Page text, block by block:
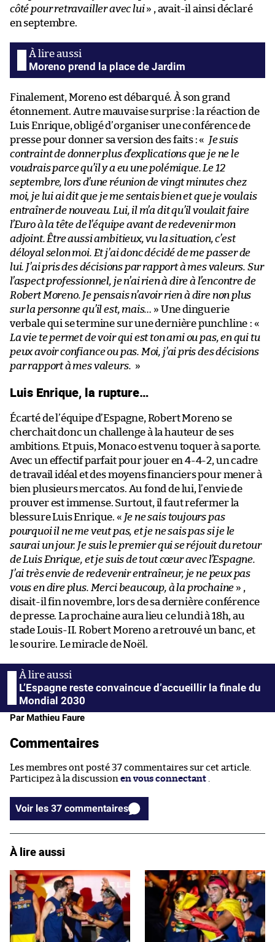
côté pour retravailler avec lui» , avait-il ainsi déclaré
en septembre.
Moreno prend la place de Jardim
Finalement, Moreno est débarqué. À son grand
étonnement. Autre mauvaise surprise : la réaction de
Luis Enrique, obligé d’organiser une conférence de
presse pour donner sa version des faits : « Je suis
contraint de donner plus d’explications que je ne le
voudrais parce qu’il y a eu une polémique. Le 12
septembre, lors d’une réunion de vingt minutes chez
moi, je lui ai dit que je me sentais bien et que je voulais
entraîner de nouveau. Lui, il m’a dit qu’il voulait faire
l’Euro à la tête de l’équipe avant de redevenir mon
adjoint. Être aussi ambitieux, vu la situation, c’est
déloyal selon moi. Et j’ai donc décidé de me passer de
lui. J’ai pris des décisions par rapport à mes valeurs. Sur
l’aspect professionnel, je n’ai rien à dire à l’encontre de
Robert Moreno. Je pensais n’avoir rien à dire non plus
sur la personne qu’il est, mais… » Une dinguerie
verbale qui se termine sur une dernière punchline : «
La vie te permet de voir qui est ton ami ou pas, en qui tu
peux avoir confiance ou pas. Moi, j’ai pris des décisions
par rapport à mes valeurs. »
Luis Enrique, la rupture…
Écarté de l’équipe d’Espagne, Robert Moreno se
cherchait donc un challenge à la hauteur de ses
ambitions. Et puis, Monaco est venu toquer à sa porte.
Avec un effectif parfait pour jouer en 4-4-2, un cadre
de travail idéal et des moyens financiers pour mener à
bien plusieurs mercatos. Au fond de lui, l’envie de
prouver est immense. Surtout, il faut refermer la
blessure Luis Enrique. « Je ne sais toujours pas
pourquoi il ne me veut pas, et je ne sais pas si je le
saurai un jour. Je suis le premier qui se réjouit du retour
de Luis Enrique, et je suis de tout cœur avec l’Espagne.
J’ai très envie de redevenir entraîneur, je ne peux pas
vous en dire plus. Merci beaucoup, à la prochaine » ,
disait-il fin novembre, lors de sa dernière conférence
de presse. La prochaine aura lieu ce lundi à 18h, au
stade Louis-II. Robert Moreno a retrouvé un banc, et
le sourire. Le miracle de Noël.
L’Espagne reste convaincue d’accueillir la finale du
Mondial 2030
Par Mathieu Faure
Commentaires
Les membres ont posté 37 commentaires sur cet article.
Participez à la discussion en vous connectant
Voir les 37 commentaires
À lire aussi